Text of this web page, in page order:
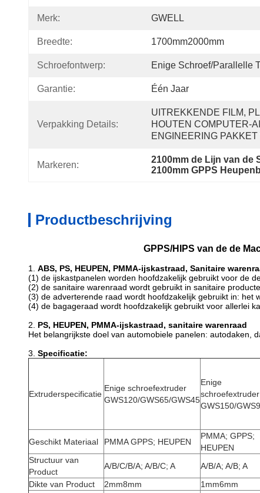
Merk: GWELL
Breedte: 1700mm2000mm
Schroefontwerp: Enige Schroef/Parallelle
Garantie: Één Jaar
Verpakking Details:
UITREKKENDE FILM,
HOUTEN COMPUTER-
ENGINEERING PAKKET
Markeren:
2100mm de Lijn van de
2100mm GPPS
Productbeschrijving
GPPS/HIPS van de de
1. ABS, PS, HEUPEN, PMMA-ijskastraad, Sanitaire
(1) de ijskastpanelen worden hoofdzakelijk gebruikt voor de
(2) de sanitaire warenraad wordt gebruikt in sanitaire
(3) de adverterende raad wordt hoofdzakelijk gebruikt in: het
(4) de bagageraad wordt hoofdzakelijk gebruikt voor allerlei
2. PS, HEUPEN, PMMA-ijskastraad, sanitaire warenraad
Het belangrijkste doel van automobiele panelen: autodaken,
3. Specificatie:
Extruderspecificatie
Enige schroefextruder
GWS120/GWS65/GWS45
Enige
schroefextruder
GWS150/
Geschikt Materiaal
PMMA GPPS; HEUPEN
PMMA; GPPS;
HEUPEN
Structuur van
Product
A/B/C/B/A; A/B/C; A A/B/A; A/B; A
Dikte van Product
2mm8mm 1mm6mm